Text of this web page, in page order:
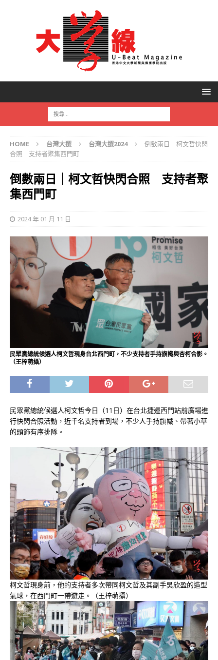
HOME 台灣大選 台灣大選2024
倒數兩日｜柯文哲快閃
合照 支持者聚集西門町
倒數兩日｜柯文哲快閃合照 支持者聚
集西門町
2024 年 01 月 11 日
民眾黨總統候選人柯文哲現身台北西門町，不少支持者手持旗幟與杏柯合影。
（王梓萌攝）
民眾黨總統候選人柯文哲今日（11日）在台北捷運西門站前廣場進
行快閃合照活動，近千名支持者到場，不少人手持旗幟、帶著小草
的頭飾有序排隊。
柯文哲現身前，他的支持者多次帶同柯文哲及其副手吳欣盈的造型
氣球，在西門町一帶遊走。（王梓萌攝）